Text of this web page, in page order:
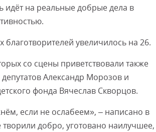
на реальные добрые дела в
увеличилось на 26.
со сцены приветствовали также
Александр Морозов и
фонда Вячеслав Скворцов.
если не ослабеем», – написано в
добро, уготовано наилучшее,